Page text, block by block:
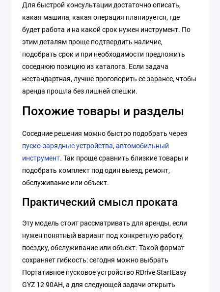
Для быстрой консультации достаточно описать,
какая машина, какая операция планируется, где
будет работа и на какой срок нужен инструмент. По
этим деталям проще подтвердить наличие,
подобрать срок и при необходимости предложить
соседнюю позицию из каталога. Если задача
нестандартная, лучше проговорить ее заранее, чтобы
аренда прошла без лишней спешки.
Похожие товары и разделы
Соседние решения можно быстро подобрать через
пуско-зарядные устройства,автомобильный
инструмент. Так проще сравнить близкие товары и
подобрать комплект под один выезд, ремонт,
обслуживание или объект.
Практический смысл проката
Эту модель стоит рассматривать для аренды, если
нужен понятный вариант под конкретную работу,
поездку, обслуживание или объект. Такой формат
сохраняет гибкость: сегодня можно выбрать
Портативное пусковое устройство RDrive StartEasy
GYZ 12 90AH, а для следующей задачи открыть